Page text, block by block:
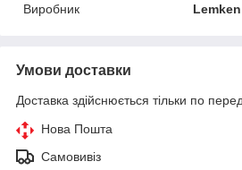
Виробник
Lemken
Умови доставки
Доставка здійснюється тільки по
Нова Пошта
Самовивіз